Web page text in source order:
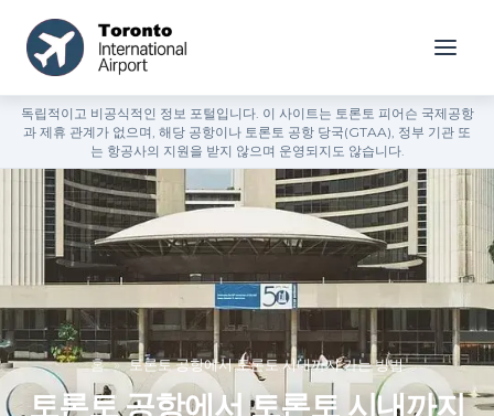
독립적이고 비공식적인 정보 포털입니다. 이 사이트는 토론토 피어슨 국제공항
과 제휴 관계가 없으며, 해당 공항이나 토론토 공항 당국(GTAA), 정부 기관 또
는 항공사의 지원을 받지 않으며 운영되지도 않습니다.
홈 » 토론토 공항에서 토론토 시내까지 가는 방법
토론토 공항에서 토론토 시내까지